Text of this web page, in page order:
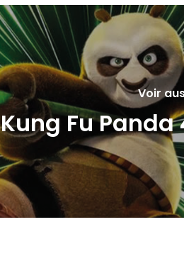
Voir
Kung Fu Panda